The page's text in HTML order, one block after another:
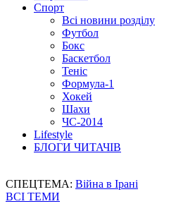
Спорт
Всі новини розділу
Футбол
Бокс
Баскетбол
Теніс
Формула-1
Хокей
Шахи
ЧС-2014
Lifestyle
БЛОГИ ЧИТАЧІВ
СПЕЦТЕМА: Війна в Ірані
ВСІ ТЕМИ